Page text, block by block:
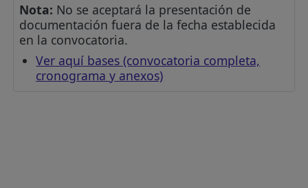
Nota: No se aceptará la presentación de
documentación fuera de la fecha establecida
en la convocatoria.
Ver aquí bases (convocatoria completa,
cronograma y anexos)